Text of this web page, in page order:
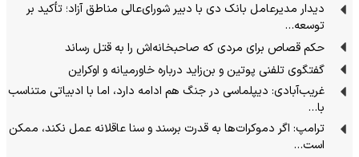
دیدار مدیرعامل بانک دی با دبیر شورای‌عالی مناطق آزاد؛ تأکید بر
توسعه…
حکم قصاص برای مردی که صاحبخانه‌اش را به قتل رساند
گفتگوی تلفنی پوتین و بن‌زاید درباره خاورمیانه و اوکراین
غریب‌آبادی: دیپلماسی در جنگ هم ادامه دارد، اما با ادبیاتی متناسب
با…
ترامپ: اگر دموکرات‌ها به قدرت برسند و سنا عاقلانه عمل نکند، ممکن
است…